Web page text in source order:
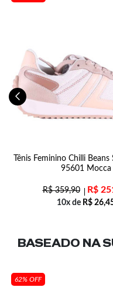
Tênis Feminino Chilli
95601 Mocca
R$359,90 R$
10x de R$
BASEADO NA
62% OFF